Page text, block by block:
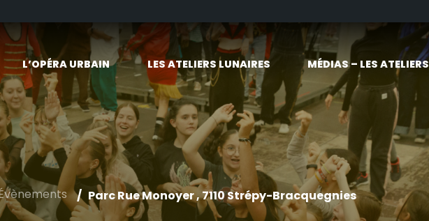
L’OPÉRA URBAIN LES ATELIERS LUNAIRES MÉDIAS – LES ATELIERS
Parc Rue Monoyer , 7110 Strépy-Bracquegnies